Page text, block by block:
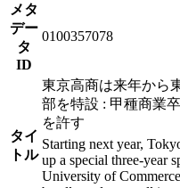
メタ
デー
タ
ID
0100357078
タイ
トル
東京高商は来年から
部を特設 : 甲種商業
を許す
Starting next year,
up a special three-year
University of